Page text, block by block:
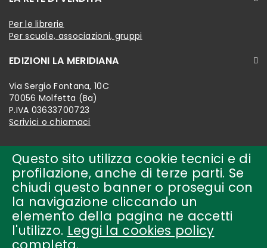
Questo sito utilizza cookie tecnici e di
profilazione, anche di terze parti. Se
chiudi questo banner o prosegui con
la navigazione cliccando un
elemento della pagina ne accetti
l'utilizzo. Leggi la cookies policy
Per le librerie
Per scuole, associazioni, gruppi
EDIZIONI LA MERIDIANA
Via Sergio Fontana, 10C
70056 Molfetta (Ba)
P.IVA 03633700723
Scrivici o chiamaci
Copyright © 2018-present by